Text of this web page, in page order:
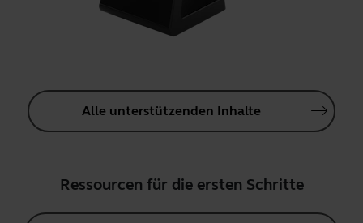
Alle unterstützenden Inhalte
Ressourcen für die ersten Schritte